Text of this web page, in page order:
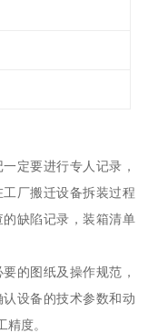
定要进行专人记录，
厂搬迁设备拆装过程
缺陷记录，装箱清单
的图纸及操作规范，
设备的技术参数和动
度。